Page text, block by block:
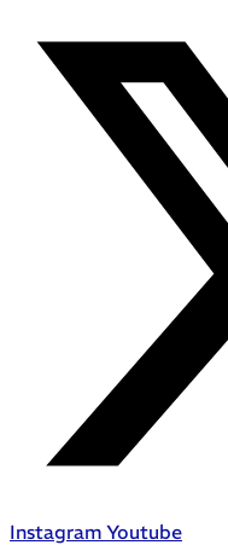
Instagram Youtube